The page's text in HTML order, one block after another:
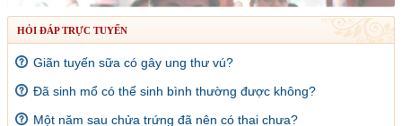
HỎI ĐÁP TRỰC TUYẾN
Giãn tuyến sữa có gây ung thư vú?
Đã sinh mổ có thể sinh bình thường được không?
Một năm sau chửa trứng đã nên có thai chưa?